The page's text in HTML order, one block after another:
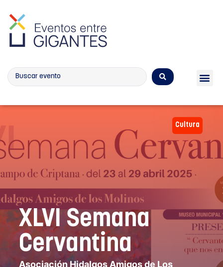
XLVI Semana
Cervantina
Asociación Hidalgos Amigos de Los
Cultura